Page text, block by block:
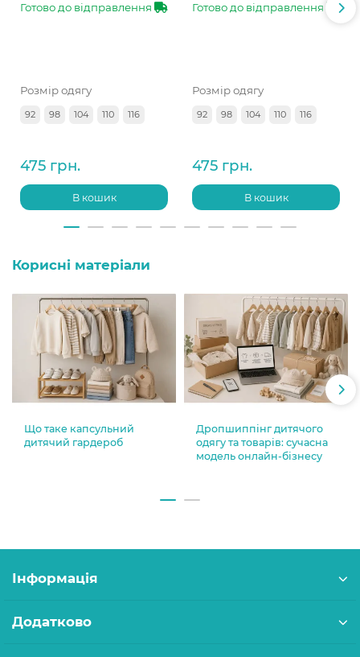
Готово до відправлення
Розмір одягу
92 98 104 110 116
475 грн.
В кошик
Готово до відправлення
Розмір одягу
92 98 104 110 116
475 грн.
В кошик
Корисні матеріали
Що таке капсульний
дитячий гардероб
Дропшиппінг дитячого
одягу та товарів: сучасна
модель онлайн-бізнесу
Інформація
Додатково